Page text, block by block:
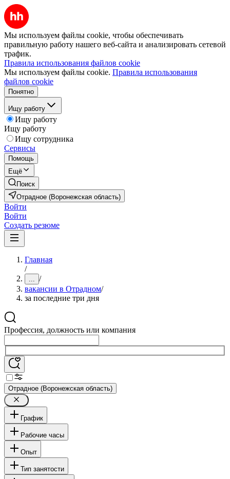
Мы используем файлы cookie, чтобы обеспечивать
правильную работу нашего веб-сайта и анализировать сетевой
трафик.
Правила использования файлов cookie
Мы используем файлы cookie. Правила использования
файлов cookie
Понятно
Ищу работу
Ищу работу
Ищу работу
Ищу сотрудника
Сервисы
Помощь
Ещё
Поиск
Отрадное (Воронежская область)
Войти
Войти
Создать резюме
Главная
/
... /
вакансии в Отрадном/
за последние три дня
Профессия, должность или компания
Отрадное (Воронежская область)
График
Рабочие часы
Опыт
Тип занятости